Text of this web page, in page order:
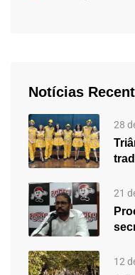
Notícias
28
21
12